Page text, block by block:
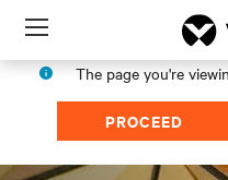
Menu
The page you're
PROCEED